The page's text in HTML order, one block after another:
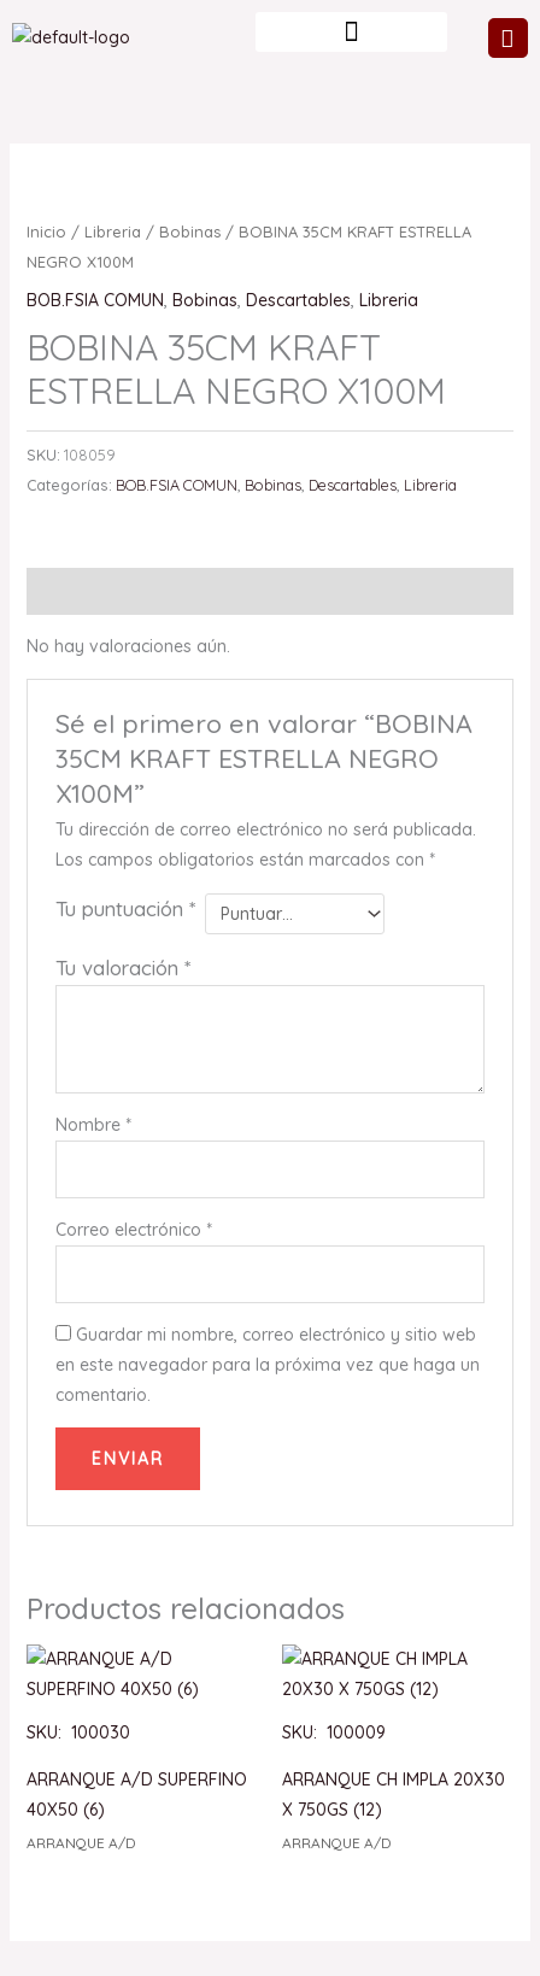
al
Inicio / Libreria / Bobinas/ BOBINA 35CM KRAFT ESTRELLA
NEGRO X100M
BOB.FSIA COMUN, Bobinas, Descartables, Libreria
BOBINA 35CM KRAFT
ESTRELLA NEGRO X100M
SKU: 108059
Categorías: BOB.FSIA COMUN Bobinas, Descartables, Libreria
No hay valoraciones aún.
Sé el primero en valorar “BOBINA
35CM KRAFT ESTRELLA NEGRO
X100M”
Tu dirección de correo electrónico no será publicada.
Los campos obligatorios están marcados con *
Tu puntuación *
Tu valoración *
Nombre *
Correo electrónico *
Guardar mi nombre, correo electrónico y sitio web
en este navegador para la próxima vez que haga un
comentario.
Productos relacionados
SKU: 100030
ARRANQUE A/D SUPERFINO
40X50 (6)
ARRANQUE A/D
SKU: 100009
ARRANQUE CH IMPLA 20X30
X 750GS (12)
ARRANQUE A/D